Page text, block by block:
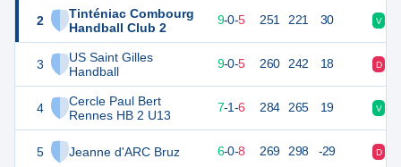
2
Tinténiac Combourg
Handball Club 2
3
US Saint Gilles
Handball
4
Cercle Paul Bert
Rennes HB 2 U13
5 Jeanne d'ARC Bruz
32 14 9-0-5 251 221 30 V
9-0-5 260 242 18 D
28 7-1-6 284 265 19 V
26 6-0-8 269 298 -29 D